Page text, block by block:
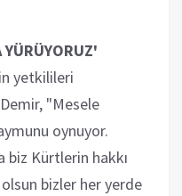
YÜRÜYORUZ'
yetkilileri
"Mesele
oynuyor.
biz Kürtlerin hakkı
bizler her yerde